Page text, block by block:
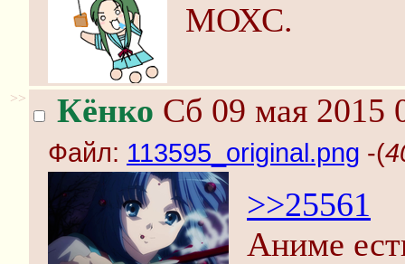
МОХС.
>> Кёнко Сб 09 мая 2015
Файл: 113595_original.png -(
>>25561
Аниме